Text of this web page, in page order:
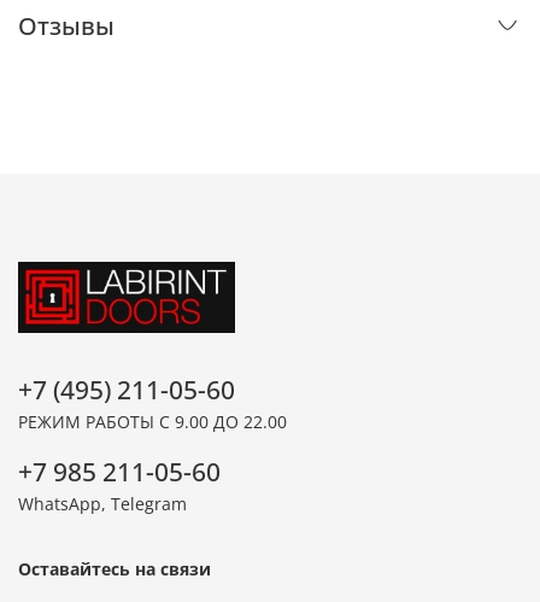
Отзывы
+7 (495) 211-05-60
РЕЖИМ РАБОТЫ С 9.00 ДО 22.00
+7 985 211-05-60
WhatsApp, Telegram
Оставайтесь на связи